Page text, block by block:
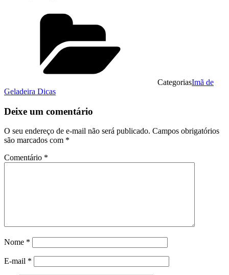
CategoriasImã de
Geladeira Dicas
Deixe um comentário
O seu endereço de e-mail não será publicado. Campos obrigatórios
são marcados com *
Comentário *
Nome *
E-mail *